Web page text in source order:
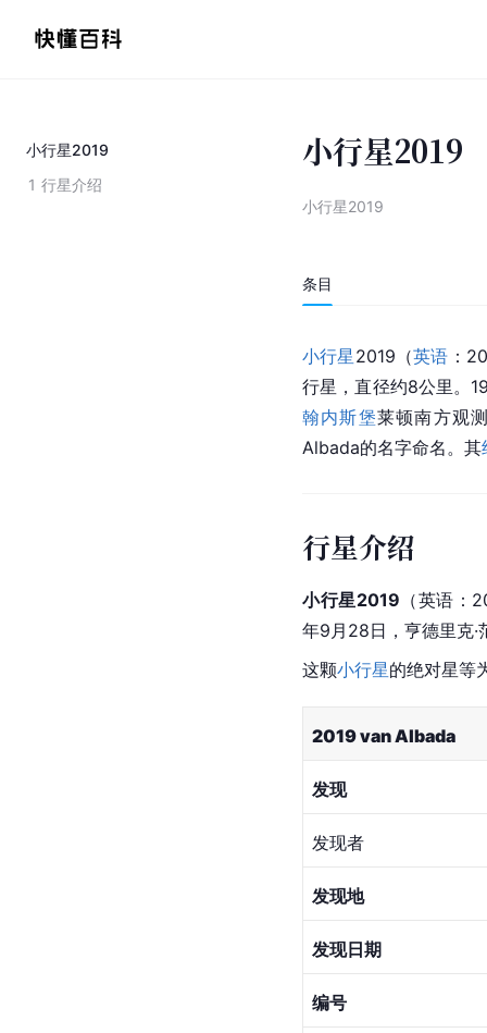
小行星2019
1 行星介绍
小行星2019
小行星2019
条目
小行星 2019（英语 ：
行星，直径约8公里。
翰内斯堡莱顿南方观
Albada的名字命名。其
行星介绍
小行星2019 （英语：
年9月28日，亨德里克·
这颗小行星的绝对星等
2019 van Albada
发现
发现者
发现地
发现日期
编号